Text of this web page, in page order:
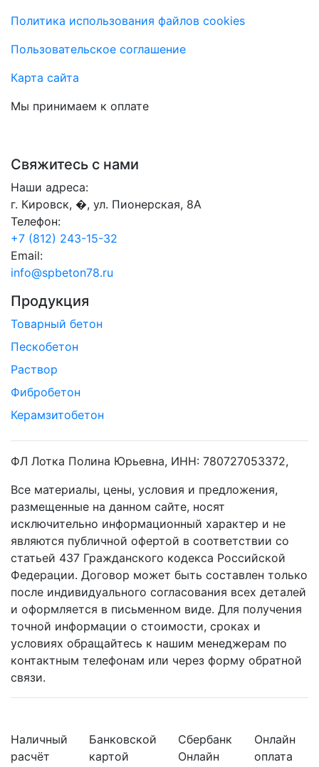
Политика использования файлов cookies
Пользовательское соглашение
Карта сайта
Мы принимаем к оплате
Свяжитесь с нами
Наши адреса:
г. Кировск, �, ул. Пионерская, 8А
Телефон:
+7 (812) 243-15-32
Email:
info@spbeton78.ru
Продукция
Товарный бетон
Пескобетон
Раствор
Фибробетон
Керамзитобетон
ФЛ Лотка Полина Юрьевна, ИНН: 780727053372,
Все материалы, цены, условия и предложения,
размещенные на данном сайте, носят
исключительно информационный характер и не
являются публичной офертой в соответствии со
статьей 437 Гражданского кодекса Российской
Федерации. Договор может быть составлен только
после индивидуального согласования всех деталей
и оформляется в письменном виде. Для получения
точной информации о стоимости, сроках и
условиях обращайтесь к нашим менеджерам по
контактным телефонам или через форму обратной
связи.
Наличный
расчёт
Банковской
картой
Сбербанк
Онлайн
Онлайн
оплата